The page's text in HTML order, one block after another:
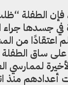
الطفلة
في جسدها
اعتقادًا من
ساق الطفلة
لممارسي
أعدادهم منذ